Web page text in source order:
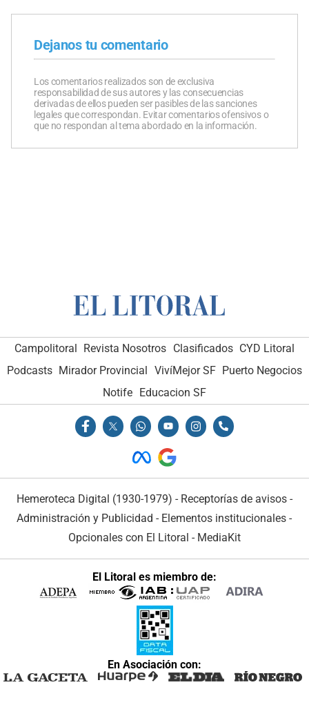
Dejanos tu comentario
Los comentarios realizados son de exclusiva
responsabilidad de sus autores y las consecuencias
derivadas de ellos pueden ser pasibles de las sanciones
legales que correspondan. Evitar comentarios ofensivos o
que no respondan al tema abordado en la información.
Campolitoral Revista Nosotros Clasificados CYD Litoral
Podcasts Mirador Provincial VivíMejor SF Puerto Negocios
Notife
Educacion SF
Hemeroteca Digital (1930-1979) - Receptorías de avisos -
Administración y Publicidad - Elementos institucionales -
Opcionales con El Litoral - MediaKit
El Litoral es miembro de:
En Asociación con: